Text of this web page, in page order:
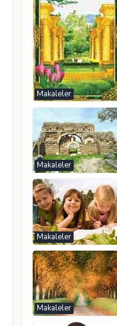
Makaleler
Makaleler
Makaleler
Makaleler